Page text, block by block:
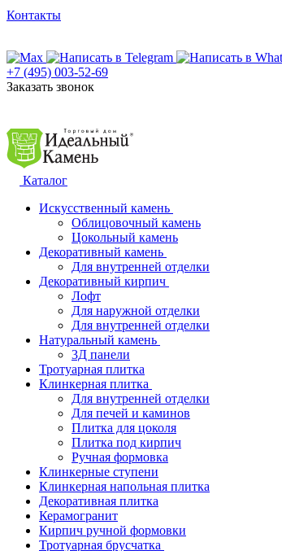
Контакты
+7 (495) 003-52-69
Заказать звонок
Каталог
Искусственный камень
Облицовочный камень
Цокольный камень
Декоративный камень
Для внутренней отделки
Декоративный кирпич
Лофт
Для наружной отделки
Для внутренней отделки
Натуральный камень
3Д панели
Тротуарная плитка
Клинкерная плитка
Для внутренней отделки
Для печей и каминов
Плитка для цоколя
Плитка под кирпич
Ручная формовка
Клинкерные ступени
Клинкерная напольная плитка
Декоративная плитка
Керамогранит
Кирпич ручной формовки
Тротуарная брусчатка